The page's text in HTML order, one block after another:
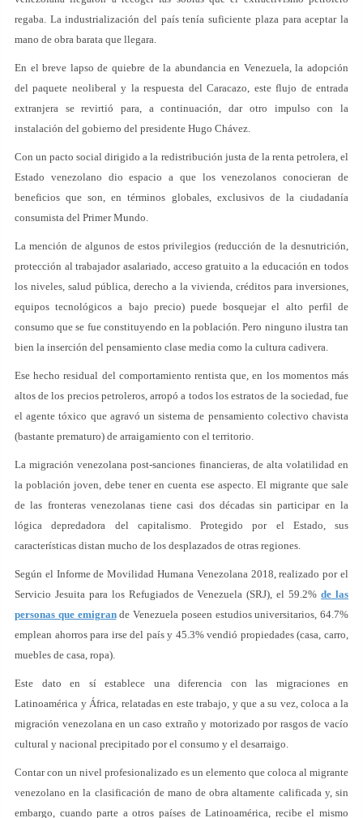
regaba. La industrialización del país tenía suficiente plaza para aceptar la
mano de obra barata que llegara.
En el breve lapso de quiebre de la abundancia en Venezuela, la adopción
del paquete neoliberal y la respuesta del Caracazo, este flujo de entrada
extranjera se revirtió para, a continuación, dar otro impulso con la
instalación del gobierno del presidente Hugo Chávez.
Con un pacto social dirigido a la redistribución justa de la renta petrolera, el
Estado venezolano dio espacio a que los venezolanos conocieran de
beneficios que son, en términos globales, exclusivos de la ciudadanía
consumista del Primer Mundo.
La mención de algunos de estos privilegios (reducción de la desnutrición,
protección al trabajador asalariado, acceso gratuito a la educación en todos
los niveles, salud pública, derecho a la vivienda, créditos para inversiones,
equipos tecnológicos a bajo precio) puede bosquejar el alto perfil de
consumo que se fue constituyendo en la población. Pero ninguno ilustra tan
bien la inserción del pensamiento clase media como la cultura cadivera.
Ese hecho residual del comportamiento rentista que, en los momentos más
altos de los precios petroleros, arropó a todos los estratos de la sociedad, fue
el agente tóxico que agravó un sistema de pensamiento colectivo chavista
(bastante prematuro) de arraigamiento con el territorio.
La migración venezolana post-sanciones financieras, de alta volatilidad en
la población joven, debe tener en cuenta ese aspecto. El migrante que sale
de las fronteras venezolanas tiene casi dos décadas sin participar en la
lógica depredadora del capitalismo. Protegido por el Estado, sus
características distan mucho de los desplazados de otras regiones.
Según el Informe de Movilidad Humana Venezolana 2018, realizado por el
Servicio Jesuita para los Refugiados de Venezuela (SRJ), el 59.2%de las
personas que emigrande Venezuela poseen estudios universitarios, 64.7%
emplean ahorros para irse del país y 45.3% vendió propiedades (casa, carro,
muebles de casa, ropa).
Este dato en sí establece una diferencia con las migraciones en
Latinoamérica y África, relatadas en este trabajo, y que a su vez, coloca a la
migración venezolana en un caso extraño y motorizado por rasgos de vacío
cultural y nacional precipitado por el consumo y el desarraigo.
Contar con un nivel profesionalizado es un elemento que coloca al migrante
venezolano en la clasificación de mano de obra altamente calificada y, sin
embargo, cuando parte a otros países de Latinoamérica, recibe el mismo